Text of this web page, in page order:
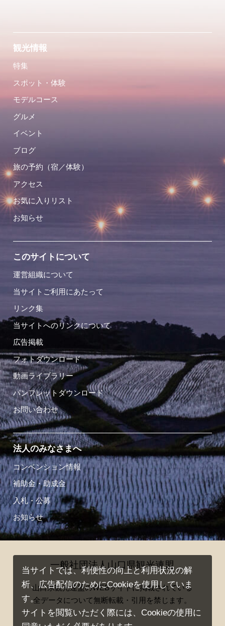
観光情報
特集
スポット・体験
モデルコース
グルメ
イベント
ブログ
旅の予約（宿／体験）
アクセス
お気に入りリスト
お知らせ
このサイトについて
運営組織について
当サイトご利用にあたって
リンク集
当サイトへのリンクについて
広告掲載
フォトダウンロード
動画ライブラリー
パンフレットダウンロード
お問い合わせ
法人のみなさまへ
コンベンション情報
補助金・助成金
入札・公募
お知らせ
一般社団法人山口県観光連盟
山口県観光連盟のWEBサイトに掲載されている
全データについて無断転載・引用を禁じます。
当サイトでは、利便性の向上と利用状況の解
析、広告配信のためにCookieを使用していま
す。
サイトを閲覧いただく際には、Cookieの使用に